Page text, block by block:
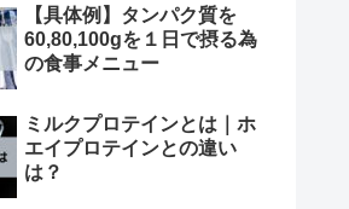
【具体例】タンパク質を
60,80,100gを１日で摂る為
の食事メニュー
ミルクプロテインとは｜ホ
エイプロテインとの違い
は？